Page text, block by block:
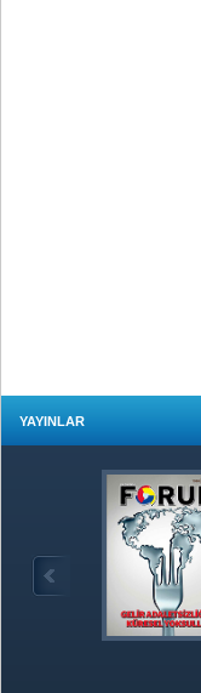
YAYINLAR